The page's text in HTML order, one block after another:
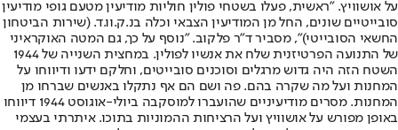
על אושוויץ. "ראשית, פעלו בשטחי פולין חוליות מודיעין מטעם גופי מודיעין
סובייטיים שונים, החל מן המודיעין הצבאי וכלה בנ.ק.וו.ד. (שירות הביטחון
החשאי הסובייטי)", מסביר ד"ר פלקוב. "נוסף על כך, גם המטה האוקראיני
של התנועה הפרטיזנית שלח את אנשיו לפולין. במחצית השנייה של 1944
השטח הזה היה גדוש מרגלים וסוכנים סובייטים, וחלקם ידעו ודיווחו על
המחנות ועל מה שקרה בהם. פה ושם הם אף נתקלו באנשים שברחו מן
המחנות. מסרים מודיעיניים שהועברו למוסקבה ביולי-אוגוסט 1944 דיווחו
באופן מפורש על אושוויץ ועל הרציחות ההמוניות בתוכו. איתרתי בעצמי